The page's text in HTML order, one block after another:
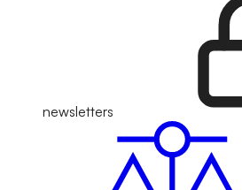
newsletters